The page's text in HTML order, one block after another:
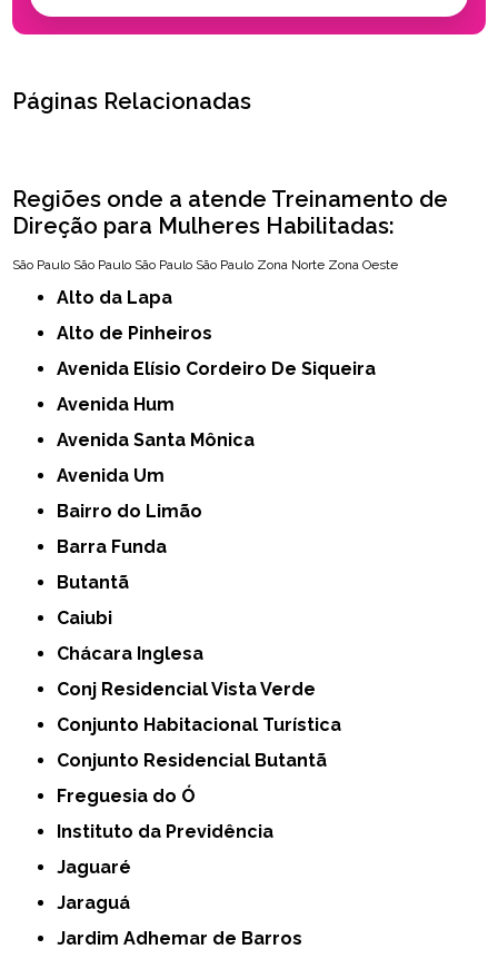
Páginas Relacionadas
Regiões onde a atende Treinamento de
Direção para Mulheres Habilitadas:
São Paulo São Paulo São Paulo São Paulo Zona Norte Zona Oeste
Alto da Lapa
Alto de Pinheiros
Avenida Elísio Cordeiro De Siqueira
Avenida Hum
Avenida Santa Mônica
Avenida Um
Bairro do Limão
Barra Funda
Butantã
Caiubi
Chácara Inglesa
Conj Residencial Vista Verde
Conjunto Habitacional Turística
Conjunto Residencial Butantã
Freguesia do Ó
Instituto da Previdência
Jaguaré
Jaraguá
Jardim Adhemar de Barros